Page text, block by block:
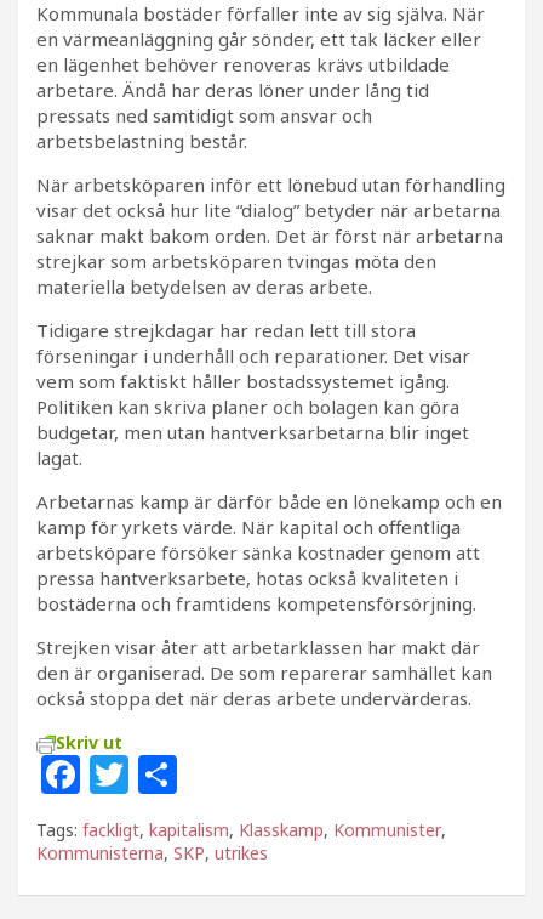
Kommunala bostäder förfaller inte av sig själva. När
en värmeanläggning går sönder, ett tak läcker eller
en lägenhet behöver renoveras krävs utbildade
arbetare. Ändå har deras löner under lång tid
pressats ned samtidigt som ansvar och
arbetsbelastning består.
När arbetsköparen inför ett lönebud utan förhandling
visar det också hur lite “dialog” betyder när arbetarna
saknar makt bakom orden. Det är först när arbetarna
strejkar som arbetsköparen tvingas möta den
materiella betydelsen av deras arbete.
Tidigare strejkdagar har redan lett till stora
förseningar i underhåll och reparationer. Det visar
vem som faktiskt håller bostadssystemet igång.
Politiken kan skriva planer och bolagen kan göra
budgetar, men utan hantverksarbetarna blir inget
lagat.
Arbetarnas kamp är därför både en lönekamp och en
kamp för yrkets värde. När kapital och offentliga
arbetsköpare försöker sänka kostnader genom att
pressa hantverksarbete, hotas också kvaliteten i
bostäderna och framtidens kompetensförsörjning.
Strejken visar åter att arbetarklassen har makt där
den är organiserad. De som reparerar samhället kan
också stoppa det när deras arbete undervärderas.
Skriv ut
F
a
c
e
T
w
itt
e
el
a
Tags: fackligt, kapitalism, Klasskamp, Kommunister,
Kommunisterna, SKP, utrikes